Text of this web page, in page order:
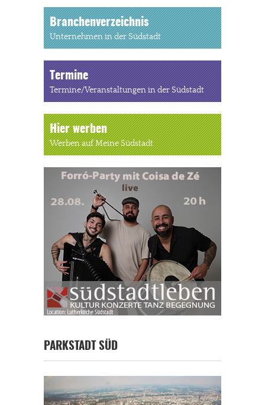
Branchenverzeichnis
Unternehmen in der Südstadt
Termine
Termine/Veranstaltungen in der Südstadt
Hier werben
Werben auf Meine Südstadt
PARKSTADT SÜD